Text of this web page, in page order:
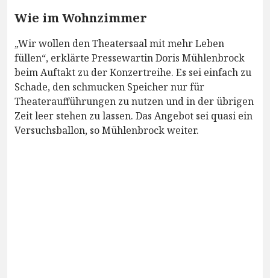
Wie im Wohnzimmer
„Wir wollen den Theatersaal mit mehr Leben
füllen“, erklärte Pressewartin Doris Mühlenbrock
beim Auftakt zu der Konzertreihe. Es sei einfach zu
Schade, den schmucken Speicher nur für
Theateraufführungen zu nutzen und in der übrigen
Zeit leer stehen zu lassen. Das Angebot sei quasi ein
Versuchsballon, so Mühlenbrock weiter.